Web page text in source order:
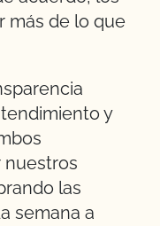
más de lo que
y
nuestros
las
semana a